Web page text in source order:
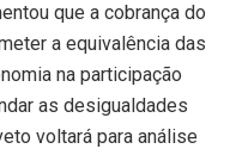
que a cobrança do
a equivalência das
na participação
as desigualdades
voltará para análise